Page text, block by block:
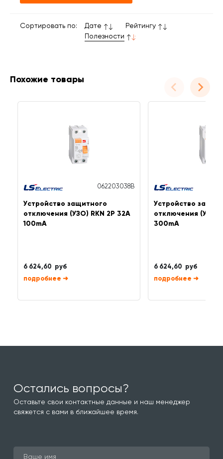
Сортировать по: Дате
Рейтингу
Полезности
Похожие товары
062203038B
Устройство защитного
отключения (УЗО) RKN 2P 32A
100mA
6 624,60 руб
➜
Устройство
отключения (УЗО)
300mA
6 624,60 руб
➜
Остались вопросы?
Оставьте свои контактные данные и наш менеджер
свяжется с вами в ближайшее время.